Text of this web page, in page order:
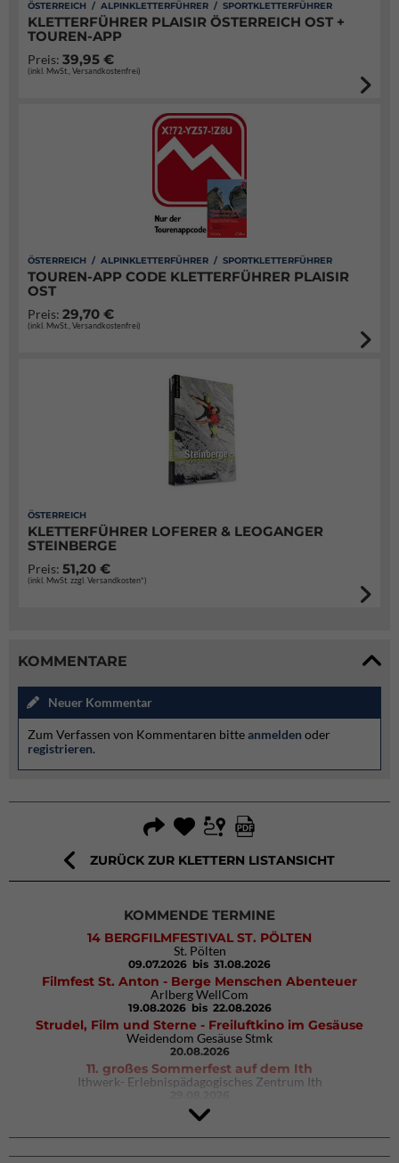
ÖSTERREICH / ALPINKLETTERFÜHRER / SPORTKLETTERFÜHRER
KLETTERFÜHRER PLAISIR ÖSTERREICH OST +
TOUREN-APP
Preis: 39,95 €
(inkl. MwSt., Versandkostenfrei)
ÖSTERREICH / ALPINKLETTERFÜHRER / SPORTKLETTERFÜHRER
TOUREN-APP CODE KLETTERFÜHRER PLAISIR
OST
Preis: 29,70 €
(inkl. MwSt., Versandkostenfrei)
ÖSTERREICH
KLETTERFÜHRER LOFERER & LEOGANGER
STEINBERGE
Preis: 51,20 €
(inkl. MwSt. zzgl. Versandkosten*)
KOMMENTARE
Neuer Kommentar
Zum Verfassen von Kommentaren bitteanmelden oder
registrieren.
ZURÜCK ZUR KLETTERN LISTANSICHT
KOMMENDE TERMINE
14 BERGFILMFESTIVAL ST. PÖLTEN
St. Pölten
09.07.2026 bis 31.08.2026
Filmfest St. Anton - Berge Menschen Abenteuer
Arlberg WellCom
19.08.2026 bis 22.08.2026
Strudel, Film und Sterne - Freiluftkino im Gesäuse
Weidendom Gesäuse Stmk
20.08.2026
11. großes Sommerfest auf dem Ith
Ithwerk- Erlebnispädagogisches Zentrum Ith
4Blocs KIDS 2026
DAV Kletter- & Boulderzentrum München Süd (Thalkirchen)
26.09.2026